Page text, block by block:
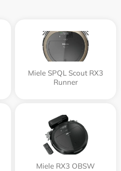
Miele SPQL Scout RX3
Runner
Miele RX3 OBSW